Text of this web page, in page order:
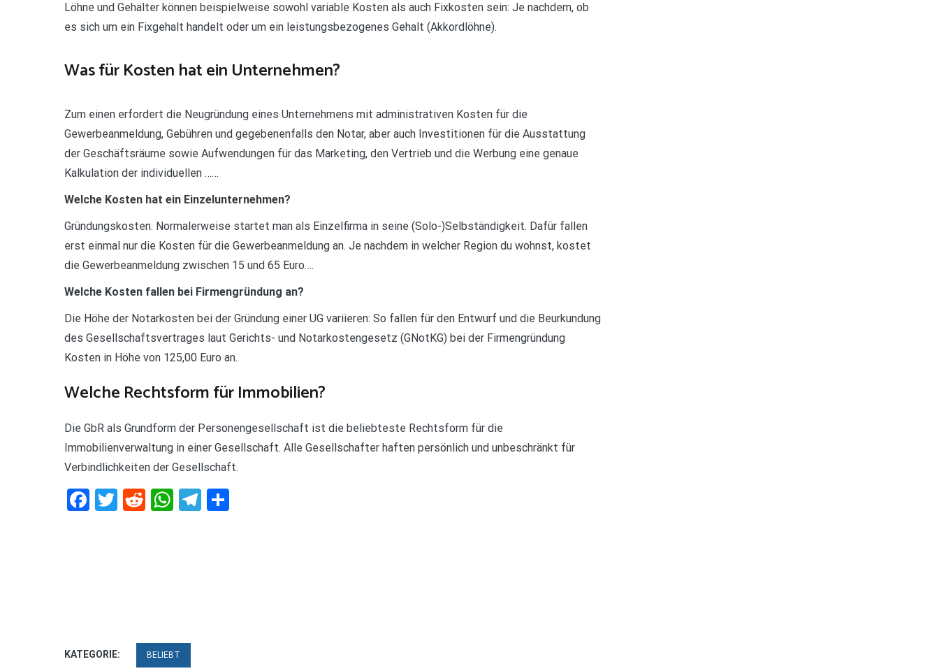
Löhne und Gehälter können beispielweise sowohl variable Kosten als auch Fixkosten sein: Je nachdem, ob
es sich um ein Fixgehalt handelt oder um ein leistungsbezogenes Gehalt (Akkordlöhne).
Was für Kosten hat ein Unternehmen?
Zum einen erfordert die Neugründung eines Unternehmens mit administrativen Kosten für die
Gewerbeanmeldung, Gebühren und gegebenenfalls den Notar, aber auch Investitionen für die Ausstattung
der Geschäftsräume sowie Aufwendungen für das Marketing, den Vertrieb und die Werbung eine genaue
Kalkulation der individuellen ……
Welche Kosten hat ein Einzelunternehmen?
Gründungskosten. Normalerweise startet man als Einzelfirma in seine (Solo-)Selbständigkeit. Dafür fallen
erst einmal nur die Kosten für die Gewerbeanmeldung an. Je nachdem in welcher Region du wohnst, kostet
die Gewerbeanmeldung zwischen 15 und 65 Euro….
Welche Kosten fallen bei Firmengründung an?
Die Höhe der Notarkosten bei der Gründung einer UG variieren: So fallen für den Entwurf und die Beurkundung
des Gesellschaftsvertrages laut Gerichts- und Notarkostengesetz (GNotKG) bei der Firmengründung
Kosten in Höhe von 125,00 Euro an.
Welche Rechtsform für Immobilien?
Die GbR als Grundform der Personengesellschaft ist die beliebteste Rechtsform für die
Immobilienverwaltung in einer Gesellschaft. Alle Gesellschafter haften persönlich und unbeschränkt für
Verbindlichkeiten der Gesellschaft.
Facebook
Twitter
RedditWhatsApp
Telegram
KATEGORIE: BELIEBT